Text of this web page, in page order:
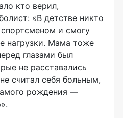
кто верил,
«В детстве никто
и смогу
нагрузки. Мама тоже
глазами был
не расставались
считал себя больным,
рождения —